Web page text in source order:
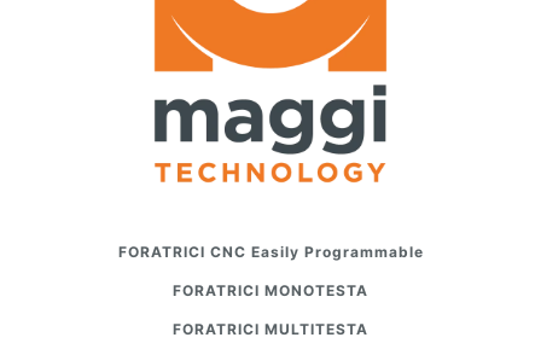
FORATRICI CNC Easily Programmable
FORATRICI MONOTESTA
FORATRICI MULTITESTA